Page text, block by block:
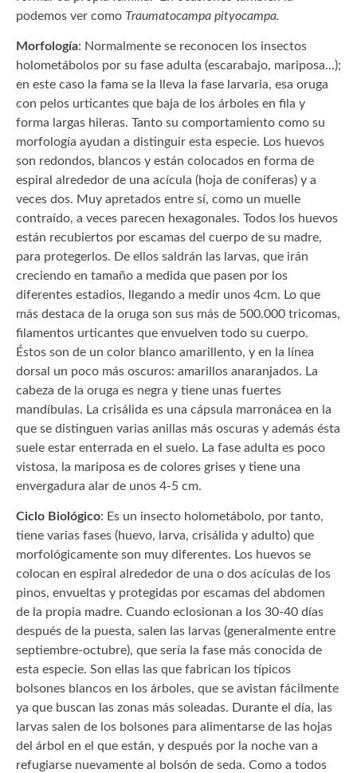
podemos ver como Traumatocampa pityocampa.
Morfología: Normalmente se reconocen los insectos
holometábolos por su fase adulta (escarabajo, mariposa...);
en este caso la fama se la lleva la fase larvaria, esa oruga
con pelos urticantes que baja de los árboles en fila y
forma largas hileras. Tanto su comportamiento como su
morfología ayudan a distinguir esta especie. Los huevos
son redondos, blancos y están colocados en forma de
espiral alrededor de una acícula (hoja de coníferas) y a
veces dos. Muy apretados entre sí, como un muelle
contraído, a veces parecen hexagonales. Todos los huevos
están recubiertos por escamas del cuerpo de su madre,
para protegerlos. De ellos saldrán las larvas, que irán
creciendo en tamaño a medida que pasen por los
diferentes estadios, llegando a medir unos 4cm. Lo que
más destaca de la oruga son sus más de 500.000 tricomas,
filamentos urticantes que envuelven todo su cuerpo.
Éstos son de un color blanco amarillento, y en la línea
dorsal un poco más oscuros: amarillos anaranjados. La
cabeza de la oruga es negra y tiene unas fuertes
mandíbulas. La crisálida es una cápsula marronácea en la
que se distinguen varias anillas más oscuras y además ésta
suele estar enterrada en el suelo. La fase adulta es poco
vistosa, la mariposa es de colores grises y tiene una
envergadura alar de unos 4-5 cm.
Ciclo Biológico: Es un insecto holometábolo, por tanto,
tiene varias fases (huevo, larva, crisálida y adulto) que
morfológicamente son muy diferentes. Los huevos se
colocan en espiral alrededor de una o dos acículas de los
pinos, envueltas y protegidas por escamas del abdomen
de la propia madre. Cuando eclosionan a los 30-40 días
después de la puesta, salen las larvas (generalmente entre
septiembre-octubre), que sería la fase más conocida de
esta especie. Son ellas las que fabrican los típicos
bolsones blancos en los árboles, que se avistan fácilmente
ya que buscan las zonas más soleadas. Durante el día, las
larvas salen de los bolsones para alimentarse de las hojas
del árbol en el que están, y después por la noche van a
refugiarse nuevamente al bolsón de seda. Como a todos